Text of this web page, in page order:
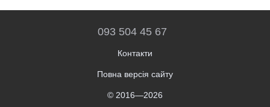
093 504 45 67
Контакти
Повна версія сайту
© 2016—2026